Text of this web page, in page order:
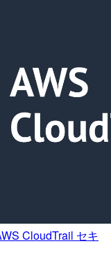
CloudTrail セキ